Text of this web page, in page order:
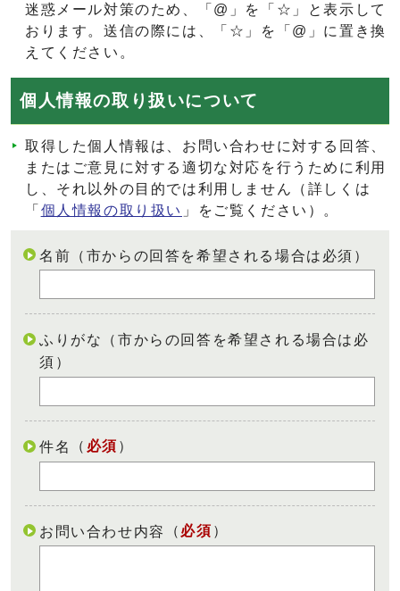
迷惑メール対策のため、「@」を「☆」と表示して
おります。送信の際には、「☆」を「@」に置き換
えてください。
個人情報の取り扱いについて
取得した個人情報は、お問い合わせに対する回答、
またはご意見に対する適切な対応を行うために利用
し、それ以外の目的では利用しません（詳しくは
「 個人情報の取り扱い 」をご覧ください）。
名前（市からの回答を希望される場合は必須）
ふりがな（市からの回答を希望される場合は必
須）
件名 （ 必須 ）
お問い合わせ内容 （ 必須 ）